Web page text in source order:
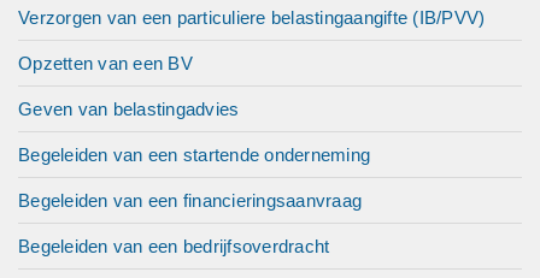
Verzorgen van een particuliere belastingaangifte (IB/PVV)
Opzetten van een BV
Geven van belastingadvies
Begeleiden van een startende onderneming
Begeleiden van een financieringsaanvraag
Begeleiden van een bedrijfsoverdracht